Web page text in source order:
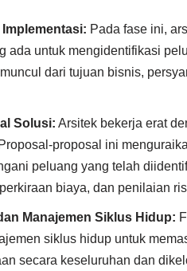
Pada fase ini,
ada untuk mengidentifikasi
dari tujuan bisnis,
Solusi: Arsitek bekerja erat
proposal ini
peluang yang telah
biaya, dan penilaian
Manajemen Siklus Hidup:
siklus hidup untuk
secara keseluruhan dan